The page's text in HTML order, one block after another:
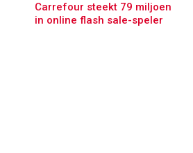
Carrefour steekt 79 miljoen
in online flash sale-speler